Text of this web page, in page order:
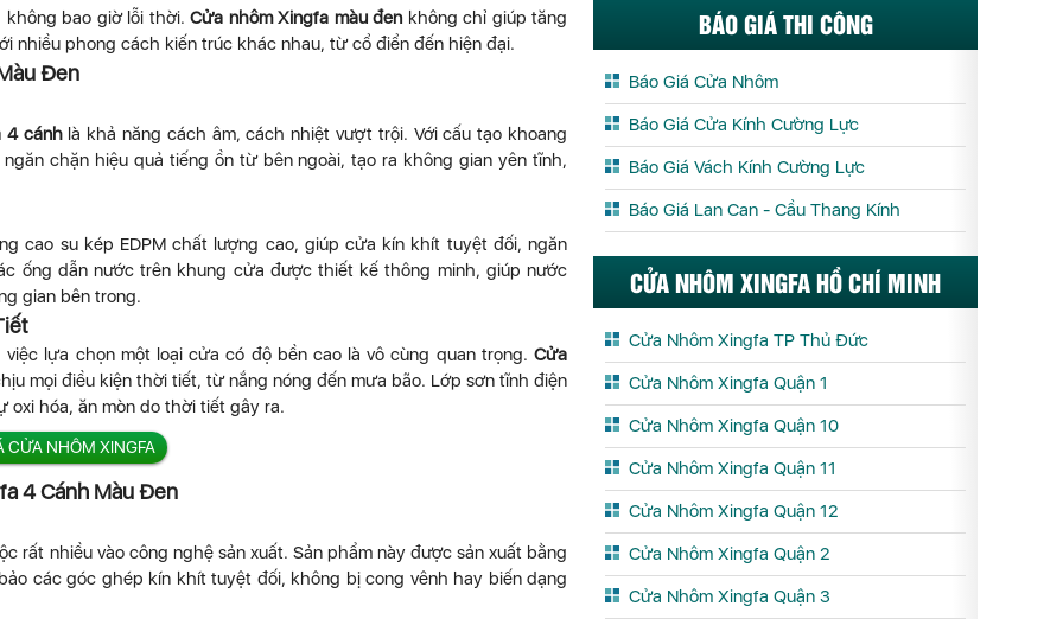
không bao giờ lỗi thời.Cửa nhôm Xingfa màu đenkhông chỉ giúp tăng
nhiều phong cách kiến trúc khác nhau, từ cổ điển đến hiện đại.
Đen
4 cánhlà khả năng cách âm, cách nhiệt vượt trội. Với cấu tạo khoang
chặn hiệu quả tiếng ồn từ bên ngoài, tạo ra không gian yên tĩnh,
cao su kép EDPM chất lượng cao, giúp cửa kín khít tuyệt đối, ngăn
ống dẫn nước trên khung cửa được thiết kế thông minh, giúp nước
gian bên trong.
lựa chọn một loại cửa có độ bền cao là vô cùng quan trọng. Cửa
mọi điều kiện thời tiết, từ nắng nóng đến mưa bão. Lớp sơn tĩnh điện
oxi hóa, ăn mòn do thời tiết gây ra.
CỬA NHÔM XINGFA
4 Cánh Màu Đen
rất nhiều vào công nghệ sản xuất. Sản phẩm này được sản xuất bằng
các góc ghép kín khít tuyệt đối, không bị cong vênh hay biến dạng
BÁO GIÁ THI CÔNG
Báo Giá Cửa Nhôm
Báo Giá Cửa Kính Cường Lực
Báo Giá Vách Kính Cường Lực
Báo Giá Lan Can - Cầu Thang Kính
CỬA NHÔM XINGFA HỒ CHÍ MINH
Cửa Nhôm Xingfa TP Thủ Đức
Cửa Nhôm Xingfa Quận 1
Cửa Nhôm Xingfa Quận 10
Cửa Nhôm Xingfa Quận 11
Cửa Nhôm Xingfa Quận 12
Cửa Nhôm Xingfa Quận 2
Cửa Nhôm Xingfa Quận 3